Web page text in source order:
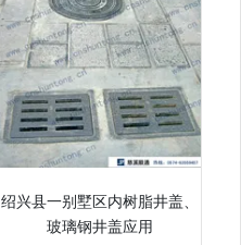
绍兴县一别墅区内树脂井盖、
玻璃钢井盖应用